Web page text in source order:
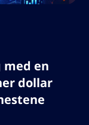
med en
dollar